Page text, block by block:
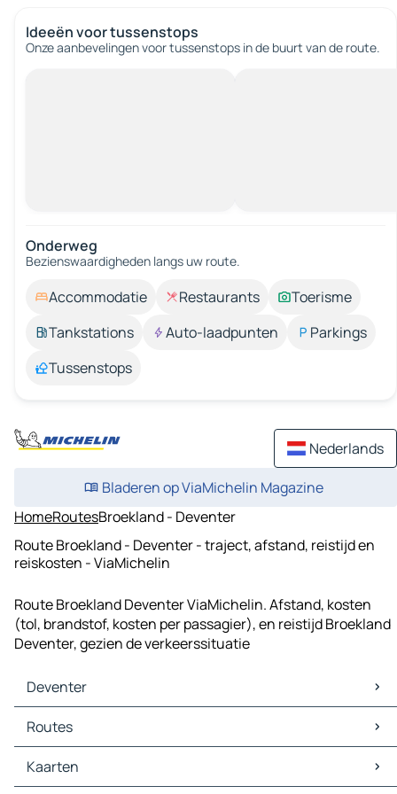
Ideeën voor tussenstops
Onze aanbevelingen voor tussenstops in de buurt van de route.
Onderweg
Bezienswaardigheden langs uw route.
Accommodatie Restaurants
Toerisme
Tankstations
Auto-laadpunten
Parkings
Tussenstops
Nederlands
Bladeren op ViaMichelin Magazine
HomeRoutesBroekland - Deventer
Route Broekland - Deventer - traject, afstand, reistijd en
reiskosten - ViaMichelin
Route Broekland Deventer ViaMichelin. Afstand, kosten
(tol, brandstof, kosten per passagier), en reistijd Broekland
Deventer, gezien de verkeerssituatie
Deventer
Deventer Kaarten
Deventer Verkeer
Deventer Hotels
Deventer Restaurants
Routes
Routes Deventer - Zwolle
Routes Deventer - Arnhem
Kaarten